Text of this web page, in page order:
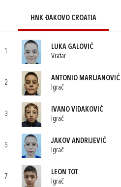
HNK ĐAKOVO CROATIA
1
LUKA GALOVIĆ
Vratar
2
ANTONIO MARIJANOVIĆ
Igrač
3
IVANO VIDAKOVIĆ
Igrač
5
JAKOV ANDRIJEVIĆ
Igrač
7
LEON TOT
Igrač